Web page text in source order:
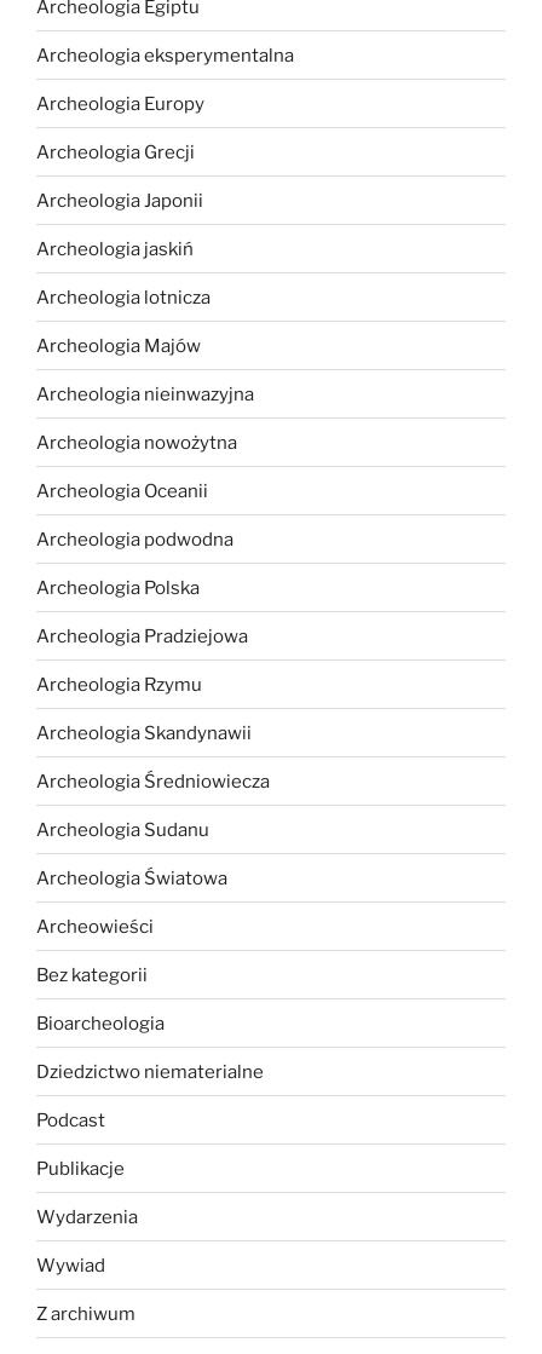
Archeologia Egiptu
Archeologia eksperymentalna
Archeologia Europy
Archeologia Grecji
Archeologia Japonii
Archeologia jaskiń
Archeologia lotnicza
Archeologia Majów
Archeologia nieinwazyjna
Archeologia nowożytna
Archeologia Oceanii
Archeologia podwodna
Archeologia Polska
Archeologia Pradziejowa
Archeologia Rzymu
Archeologia Skandynawii
Archeologia Średniowiecza
Archeologia Sudanu
Archeologia Światowa
Archeowieści
Bez kategorii
Bioarcheologia
Dziedzictwo niematerialne
Podcast
Publikacje
Wydarzenia
Wywiad
Z archiwum